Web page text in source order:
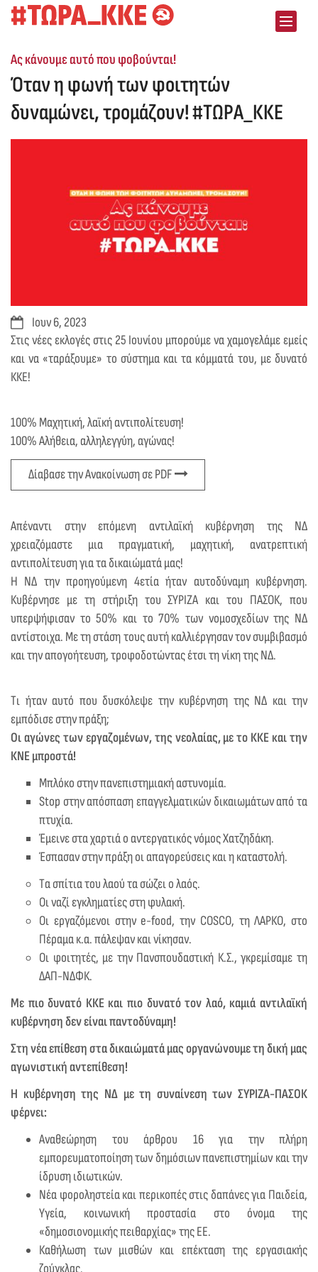
Skip to content
Ας κάνουμε αυτό που φοβούνται!:
Όταν η φωνή των φοιτητών
δυναμώνει, τρομάζουν! #ΤΩΡΑ_ΚΚΕ
D
a
t
Ιουν 6, 2023
Στις νέες εκλογές στις 25 Ιουνίου μπορούμε να χαμογελάμε εμείς
και να «ταράξουμε» το σύστημα και τα κόμματά του, με δυνατό
ΚΚΕ!
100% Μαχητική, λαϊκή αντιπολίτευση!
100% Αλήθεια, αλληλεγγύη, αγώνας!
Δίαβασε την Ανακοίνωση σε PDF
Aπέναντι στην επόμενη αντιλαϊκή κυβέρνηση της ΝΔ
χρειαζόμαστε μια πραγματική, μαχητική, ανατρεπτική
αντιπολίτευση για τα δικαιώματά μας!
Η ΝΔ την προηγούμενη 4ετία ήταν αυτοδύναμη κυβέρνηση.
Κυβέρνησε με τη στήριξη του ΣΥΡΙΖΑ και του ΠΑΣΟΚ, που
υπερψήφισαν το 50% και το 70% των νομοσχεδίων της ΝΔ
αντίστοιχα. Με τη στάση τους αυτή καλλιέργησαν τον συμβιβασμό
και την απογοήτευση, τροφοδοτώντας έτσι τη νίκη της ΝΔ.
Τι ήταν αυτό που δυσκόλεψε την κυβέρνηση της ΝΔ και την
εμπόδισε στην πράξη;
Οι αγώνες των εργαζομένων, της νεολαίας, με το ΚΚΕ και την
ΚΝΕ μπροστά!
Μπλόκο στην πανεπιστημιακή αστυνομία.
Stop στην απόσπαση επαγγελματικών δικαιωμάτων από τα
πτυχία.
Έμεινε στα χαρτιά ο αντεργατικός νόμος Χατζηδάκη.
Έσπασαν στην πράξη οι απαγορεύσεις και η καταστολή.
Τα σπίτια του λαού τα σώζει ο λαός.
Οι ναζί εγκληματίες στη φυλακή.
Οι εργαζόμενοι στην e-food, την COSCO, τη ΛΑΡΚΟ, στο
Πέραμα κ.α. πάλεψαν και νίκησαν.
Οι φοιτητές, με την Πανσπουδαστική Κ.Σ., γκρεμίσαμε τη
ΔΑΠ-ΝΔΦΚ.
Με πιο δυνατό ΚΚΕ και πιο δυνατό τον λαό, καμιά αντιλαϊκή
κυβέρνηση δεν είναι παντοδύναμη!
Στη νέα επίθεση στα δικαιώματά μας οργανώνουμε τη δική μας
αγωνιστική αντεπίθεση!
Η κυβέρνηση της ΝΔ με τη συναίνεση των ΣΥΡΙΖΑ-ΠΑΣΟΚ
φέρνει:
Αναθεώρηση του άρθρου 16 για την πλήρη
εμπορευματοποίηση των δημόσιων πανεπιστημίων και την
ίδρυση ιδιωτικών.
Νέα φοροληστεία και περικοπές στις δαπάνες για Παιδεία,
Υγεία, κοινωνική προστασία στο όνομα της
«δημοσιονομικής πειθαρχίας» της ΕΕ.
Καθήλωση των μισθών και επέκταση της εργασιακής
ζούγκλας.